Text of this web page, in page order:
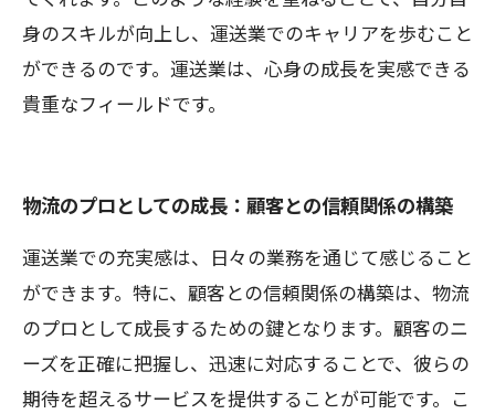
身のスキルが向上し、運送業でのキャリアを歩むこと
ができるのです。運送業は、心身の成長を実感できる
貴重なフィールドです。
物流のプロとしての成長：顧客との信頼関係の構築
運送業での充実感は、日々の業務を通じて感じること
ができます。特に、顧客との信頼関係の構築は、物流
のプロとして成長するための鍵となります。顧客のニ
ーズを正確に把握し、迅速に対応することで、彼らの
期待を超えるサービスを提供することが可能です。こ